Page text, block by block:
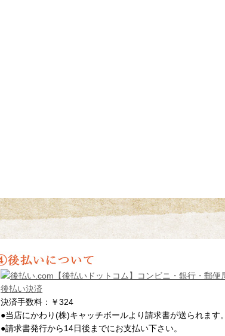
決済手数料：￥324
●当店にかわり(株)キャッチボールより請求書が送られます。
●請求書発行から14日後までにお支払い下さい。